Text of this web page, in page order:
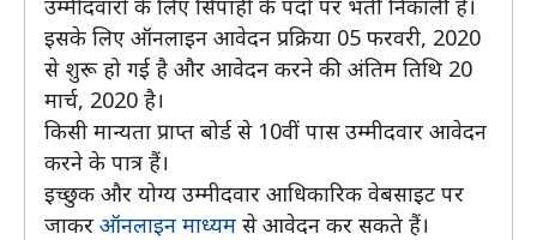
उम्मीदवारों के लिए सिपाही के पदों पर भर्ती निकाली है।
इसके लिए ऑनलाइन आवेदन प्रक्रिया 05 फरवरी, 2020
से शुरू हो गई है और आवेदन करने की अंतिम तिथि 20
मार्च, 2020 है।
किसी मान्यता प्राप्त बोर्ड से 10वीं पास उम्मीदवार आवेदन
करने के पात्र हैं।
इच्छुक और योग्य उम्मीदवार आधिकारिक वेबसाइट पर
जाकर ऑनलाइन माध्यम से आवेदन कर सकते हैं।